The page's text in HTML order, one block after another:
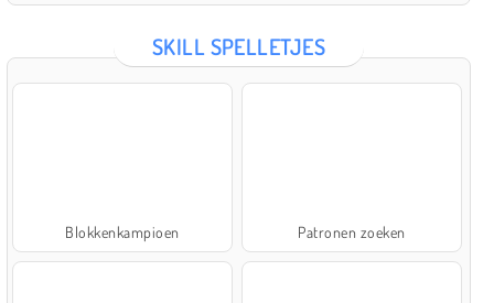
SKILL SPELLETJES
Blokkenkampioen Patronen zoeken